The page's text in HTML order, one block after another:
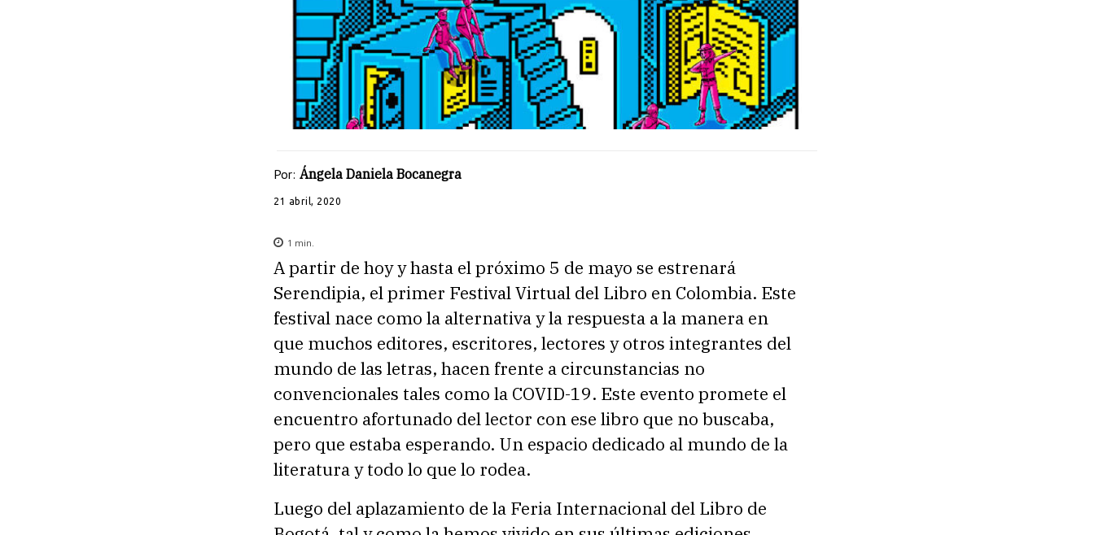
Por: Ángela Daniela Bocanegra
21 abril, 2020
1 min.
A partir de hoy y hasta el próximo 5 de mayo se estrenará
Serendipia, el primer Festival Virtual del Libro en Colombia. Este
festival nace como la alternativa y la respuesta a la manera en
que muchos editores, escritores, lectores y otros integrantes del
mundo de las letras, hacen frente a circunstancias no
convencionales tales como la COVID-19. Este evento promete el
encuentro afortunado del lector con ese libro que no buscaba,
pero que estaba esperando. Un espacio dedicado al mundo de la
literatura y todo lo que lo rodea.
Luego del aplazamiento de la Feria Internacional del Libro de